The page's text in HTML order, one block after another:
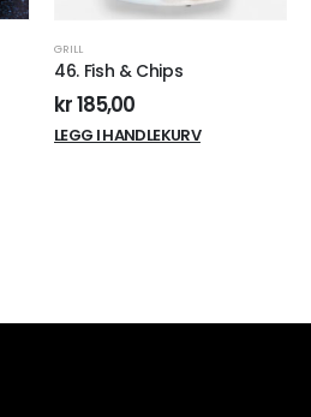
GRILL
46. Fish & Chips
kr185,00
LEGG I HANDLEKURV